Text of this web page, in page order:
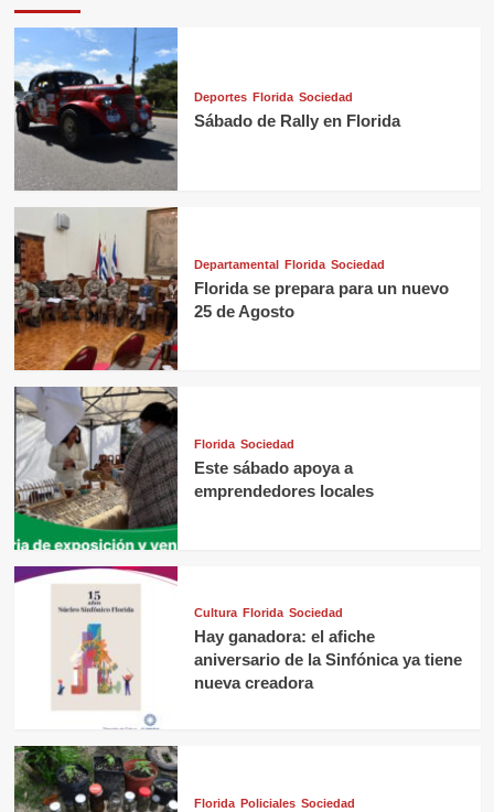
Deportes Florida Sociedad
Sábado de Rally en Florida
Departamental Florida Sociedad
Florida se prepara para un nuevo
25 de Agosto
Florida Sociedad
Este sábado apoya a
emprendedores locales
Cultura Florida Sociedad
Hay ganadora: el afiche
aniversario de la Sinfónica ya tiene
nueva creadora
Florida Policiales Sociedad